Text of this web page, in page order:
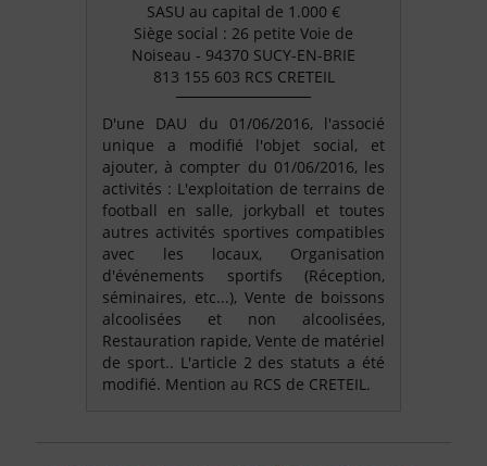
SASU au capital de 1.000 €
Siège social : 26 petite Voie de
Noiseau - 94370 SUCY-EN-BRIE
813 155 603 RCS CRETEIL
D'une DAU du 01/06/2016, l'associé
unique a modifié l'objet social, et
ajouter, à compter du 01/06/2016, les
activités : L'exploitation de terrains de
football en salle, jorkyball et toutes
autres activités sportives compatibles
avec les locaux, Organisation
d'événements sportifs (Réception,
séminaires, etc...), Vente de boissons
alcoolisées et non alcoolisées,
Restauration rapide, Vente de matériel
de sport.. L'article 2 des statuts a été
modifié. Mention au RCS de CRETEIL.